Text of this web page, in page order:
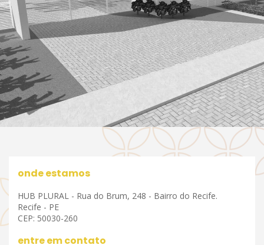
onde estamos
HUB PLURAL - Rua do Brum, 248 - Bairro do Recife.
Recife - PE
CEP: 50030-260
entre em contato